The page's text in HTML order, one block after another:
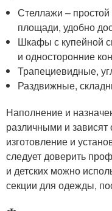
Стеллажи –
площади, удобно
Шкафы с купейной
и односторонние
Трапециевидные,
Раздвижные,
Наполнение и
различными и
изготовление и
следует доверить
и детских можно
секции для одежды,